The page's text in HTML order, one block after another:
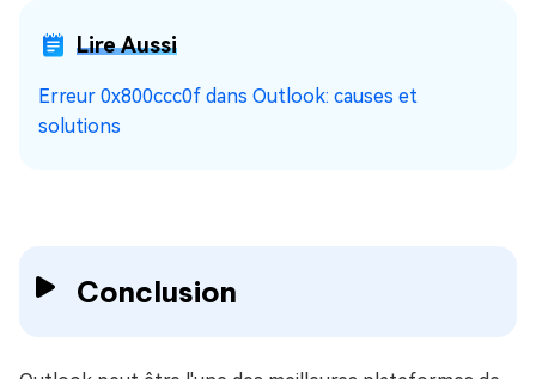
Lire Aussi
Erreur 0x800ccc0f dans Outlook: causes et
solutions
Conclusion